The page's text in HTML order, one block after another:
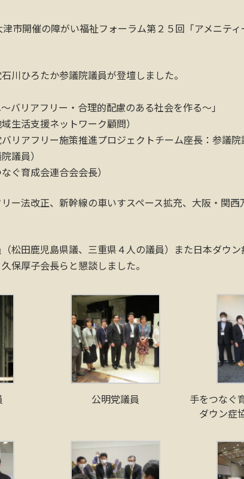
市開催の障がい福祉フォーラム第２５回「アメニテ
川ひろたか参議院議員が登壇しました。
バリアフリー・合理的配慮のある社会を作る～」
生活支援ネットワーク顧問）
リアフリー施策推進プロジェクトチーム座長：参議院
議員）
ぐ育成会連合会会長）
ー法改正、新幹線の車いすスペース拡充、大阪・関
松田鹿児島県議、三重県４人の議員）また日本ダウ
保厚子会長らと懇談しました。
公明党議員
手をつなぐ
ダウン症